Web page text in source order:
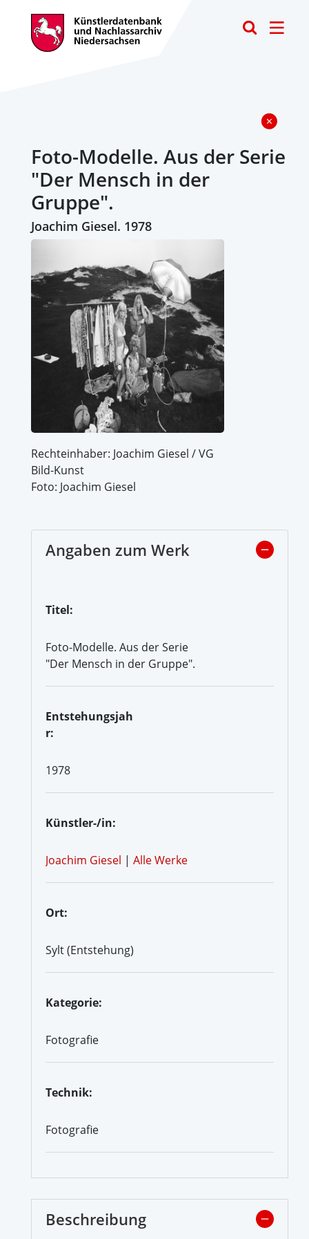
Foto-Modelle. Aus der Serie
"Der Mensch in der
Gruppe".
Joachim Giesel. 1978
Rechteinhaber: Joachim Giesel / VG
Bild-Kunst
Foto: Joachim Giesel
Angaben zum Werk
Titel:
Foto-Modelle. Aus der Serie
"Der Mensch in der Gruppe".
Entstehungsjah
r:
1978
Künstler-/in:
Joachim Giesel | Alle Werke
Ort:
Sylt (Entstehung)
Kategorie:
Fotografie
Technik:
Fotografie
Beschreibung